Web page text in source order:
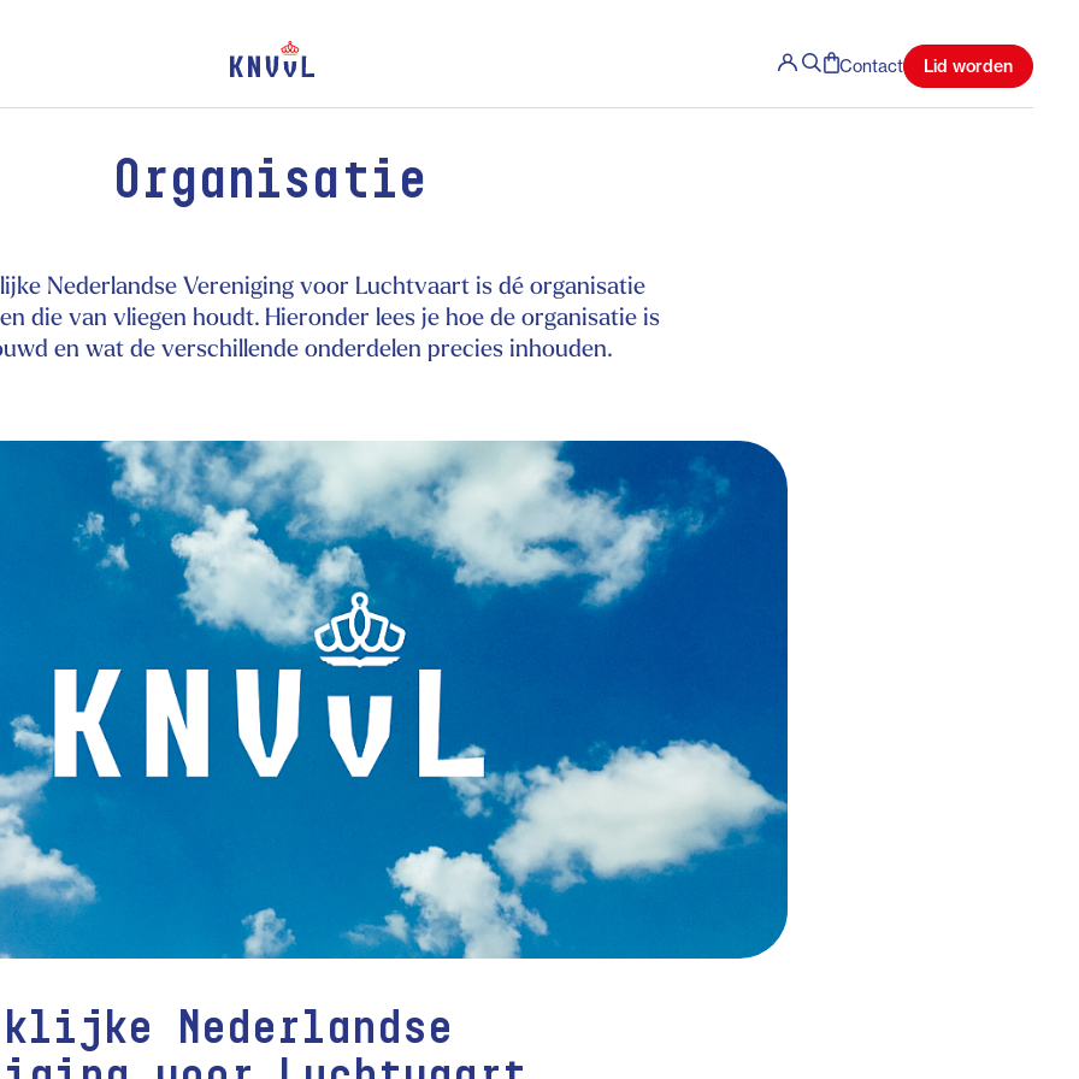
Contact Lid worden
Organisatie
Nederlandse Vereniging voor Luchtvaart is dé organisatie
die van vliegen houdt. Hieronder lees je hoe de organisatie is
en wat de verschillende onderdelen precies inhouden.
Nederlandse